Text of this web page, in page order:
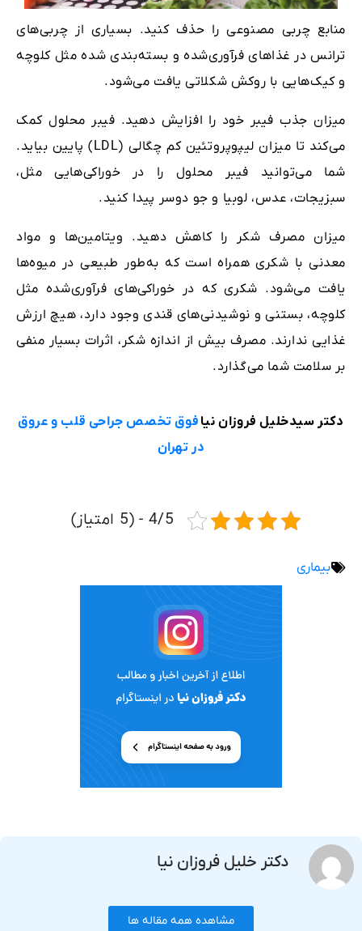
منابع چربی مصنوعی را حذف کنید. بسیاری از چربی‌های
ترانس در غذاهای فرآوری‌شده و بسته‌بندی شده مثل کلوچه
و کیک‌هایی با روکش شکلاتی یافت می‌شود.
میزان جذب فیبر خود را افزایش دهید. فیبر محلول کمک
می‌کند تا میزان لیپوپروتئین کم چگالی (LDL) پایین بیاید.
شما می‌توانید فیبر محلول را در خوراکی‌هایی مثل،
سبزیجات، عدس، لوبیا و جو دوسر پیدا کنید.
میزان مصرف شکر را کاهش دهید. ویتامین‌ها و مواد
معدنی با شکری همراه است که به‌طور طبیعی در میوه‌ها
یافت می‌شود. شکری که در خوراکی‌های فرآوری‌شده مثل
کلوچه، بستنی و نوشیدنی‌های قندی وجود دارد، هیچ ارزش
غذایی ندارند. مصرف بیش‌ از اندازه شکر، اثرات بسیار منفی
بر سلامت شما می‌گذارد.
دکتر سیدخلیل فروزان نیا فوق تخصص جراحی قلب و عروق
در تهران
4/5 - (5 امتیاز)
بیماری
دکتر خلیل فروزان نیا
مشاهده همه مقاله ها